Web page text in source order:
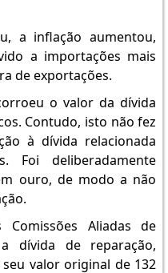
a inflação aumentou,
a importações mais
de exportações.
o valor da dívida
Contudo, isto não fez
à dívida relacionada
Foi deliberadamente
ouro, de modo a não
Aliadas de
dívida de reparação,
valor original de 132